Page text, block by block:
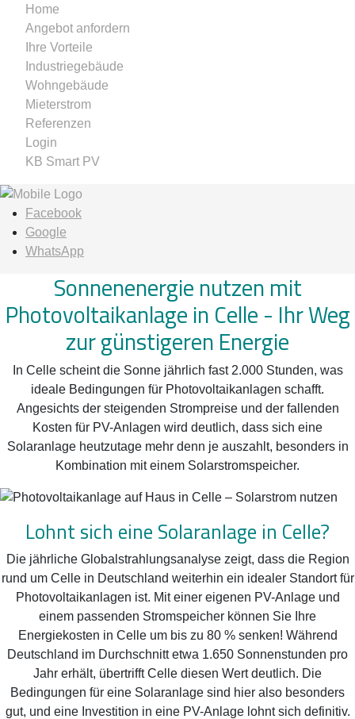
Home
Angebot anfordern
Ihre Vorteile
Industriegebäude
Wohngebäude
Mieterstrom
Referenzen
Login
KB Smart PV
Facebook
Google
WhatsApp
Sonnenenergie nutzen mit
Photovoltaikanlage in Celle - Ihr Weg
zur günstigeren Energie
In Celle scheint die Sonne jährlich fast 2.000 Stunden, was
ideale Bedingungen für Photovoltaikanlagen schafft.
Angesichts der steigenden Strompreise und der fallenden
Kosten für PV-Anlagen wird deutlich, dass sich eine
Solaranlage heutzutage mehr denn je auszahlt, besonders in
Kombination mit einem Solarstromspeicher.
Lohnt sich eine Solaranlage in Celle?
Die jährliche Globalstrahlungsanalyse zeigt, dass die Region
rund um Celle in Deutschland weiterhin ein idealer Standort für
Photovoltaikanlagen ist. Mit einer eigenen PV-Anlage und
einem passenden Stromspeicher können Sie Ihre
Energiekosten in Celle um bis zu 80 % senken! Während
Deutschland im Durchschnitt etwa 1.650 Sonnenstunden pro
Jahr erhält, übertrifft Celle diesen Wert deutlich. Die
Bedingungen für eine Solaranlage sind hier also besonders
gut, und eine Investition in eine PV-Anlage lohnt sich definitiv.